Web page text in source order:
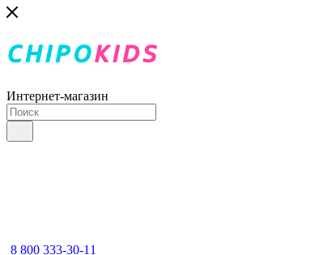
Интернет-магазин
8 800 333-30-11